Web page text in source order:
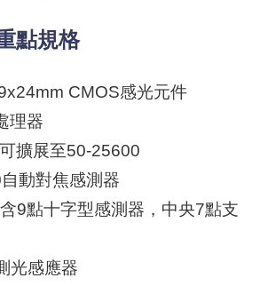
點規格
CMOS感光元件
理器
擴展至50-25600
動對焦感測器
9點十字型感測器，中央7點支
光感應器